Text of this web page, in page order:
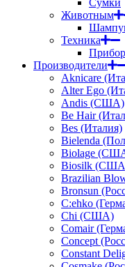
Сумки
Животным
Техника
Производители
Aknicare
Alter Ego
Andis (США)
Be Hair
Bes (Италия)
Bielenda
Biolage
Biosilk
Brazilian
Bronsun
C:ehko
Chi (США)
Comair
Concept
Constant